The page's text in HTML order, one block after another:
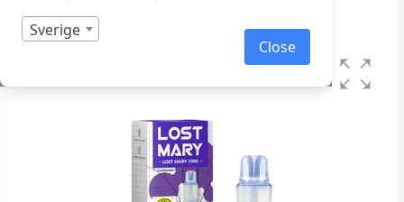
Sverige
Close
I lager